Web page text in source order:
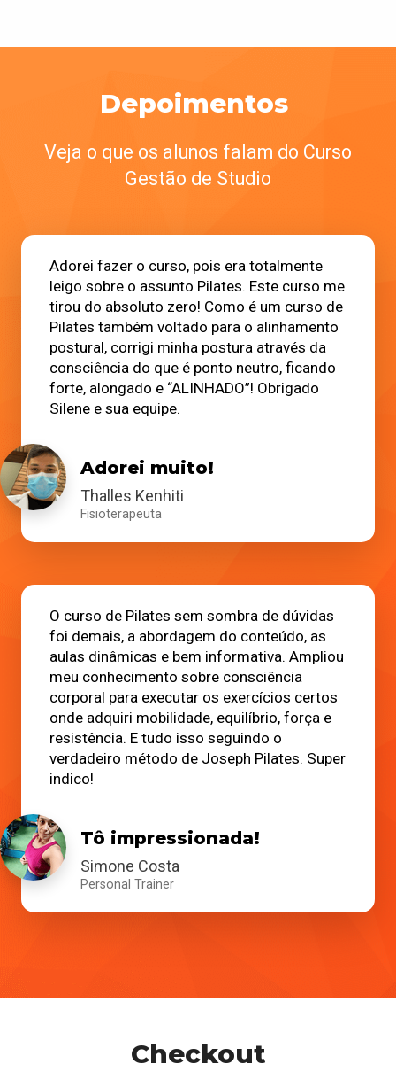
Depoimentos
Veja o que os alunos falam do Curso
Gestão de Studio
Adorei fazer o curso, pois era totalmente
leigo sobre o assunto Pilates. Este curso me
tirou do absoluto zero! Como é um curso de
Pilates também voltado para o alinhamento
postural, corrigi minha postura através da
consciência do que é ponto neutro, ficando
forte, alongado e “ALINHADO”! Obrigado
Silene e sua equipe.
Adorei muito!
Thalles Kenhiti
Fisioterapeuta
O curso de Pilates sem sombra de dúvidas
foi demais, a abordagem do conteúdo, as
aulas dinâmicas e bem informativa. Ampliou
meu conhecimento sobre consciência
corporal para executar os exercícios certos
onde adquiri mobilidade, equilíbrio, força e
resistência. E tudo isso seguindo o
verdadeiro método de Joseph Pilates. Super
indico!
Tô impressionada!
Simone Costa
Personal Trainer
Checkout